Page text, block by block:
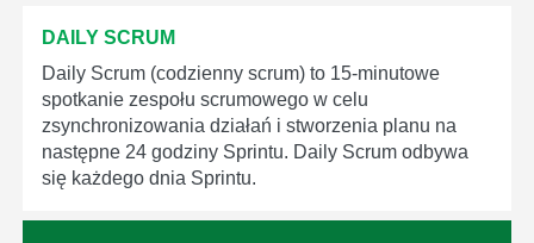
DAILY SCRUM
Daily Scrum (codzienny scrum) to 15-minutowe
spotkanie zespołu scrumowego w celu
zsynchronizowania działań i stworzenia planu na
następne 24 godziny Sprintu. Daily Scrum odbywa
się każdego dnia Sprintu.